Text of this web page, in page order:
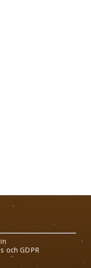
och GDPR